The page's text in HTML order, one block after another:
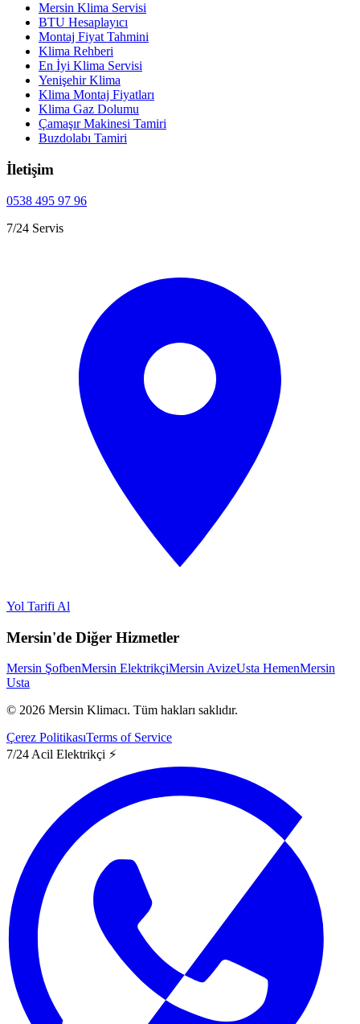
Mersin Klima Servisi
BTU Hesaplayıcı
Montaj Fiyat Tahmini
Klima Rehberi
En İyi Klima Servisi
Yenişehir Klima
Klima Montaj Fiyatları
Klima Gaz Dolumu
Çamaşır Makinesi Tamiri
Buzdolabı Tamiri
İletişim
0538 495 97 96
7/24 Servis
Yol Tarifi Al
Mersin'de Diğer Hizmetler
Mersin ŞofbenMersin ElektrikçiMersin AvizeUsta HemenMersin
Usta
© 2026 Mersin Klimacı. Tüm hakları saklıdır.
Çerez PolitikasıTerms of Service
7/24 Acil Elektrikçi ⚡